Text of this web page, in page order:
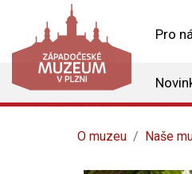
Pro
O muzeu Naše